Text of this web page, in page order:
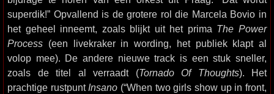
superdik!” Opvallend is de grotere rol die Marcela Bovio in
het geheel inneemt, zoals blijkt uit het prima The Power
Process (een livekraker in wording, het publiek klapt al
volop mee). De andere nieuwe track is een stuk sneller,
zoals de titel al verraadt (Tornado Of Thoughts). Het
prachtige rustpunt Insano (“When two girls show up in front,